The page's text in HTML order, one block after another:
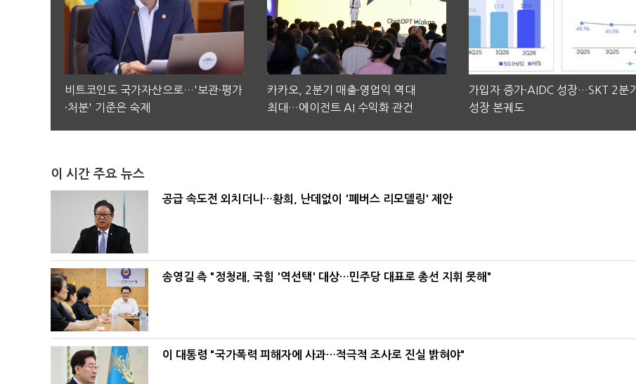
비트코인도 국가자산으로…'보관·평가
·처분' 기준은 숙제
카카오, 2분기 매출·영업익 역대
최대…에이전트 AI 수익화 관건
가입자 증가·AIDC 성장…SKT 2분기
성장 본궤도
이 시간 주요 뉴스
공급 속도전 외치더니…황희, 난데없이 '폐버스 리모델링' 제안
송영길 측 "정청래, 국힘 '역선택' 대상…민주당 대표로 총선 지휘 못해"
이 대통령 "국가폭력 피해자에 사과…적극적 조사로 진실 밝혀야"